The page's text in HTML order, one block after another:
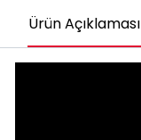
Ürün Açıklaması